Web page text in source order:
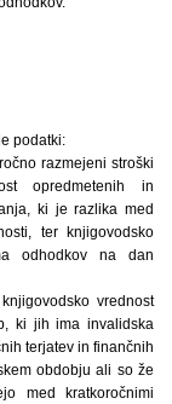
podatki:
razmejeni stroški
opredmetenih in
ki je razlika med
ter knjigovodsko
odhodkov na dan
vrednost
ki jih ima invalidska
terjatev in finančnih
obdobju ali so že
med kratkoročnimi